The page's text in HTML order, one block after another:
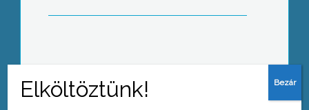
Kincses Kolozsvár és Gyöngyös város
találkozásából csak jó dolog születhet